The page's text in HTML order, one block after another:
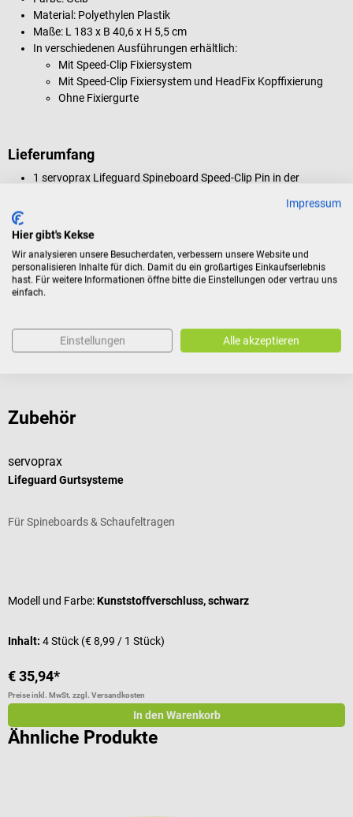
Material: Polyethylen Plastik
Maße: L 183 x B 40,6 x H 5,5 cm
In verschiedenen Ausführungen erhältlich:
Mit Speed-Clip Fixiersystem
Mit Speed-Clip Fixiersystem und HeadFix Kopffixierung
Ohne Fixiergurte
Lieferumfang
1 servoprax Lifeguard Spineboard Speed-Clip Pin in der
Produktidentifikation
Bewertungen
Zubehör
servoprax
Lifeguard Gurtsysteme
Für Spineboards & Schaufeltragen
Modell und Farbe:Kunststoffverschluss, schwarz
Inhalt: 4 Stück (€ 8,99 / 1 Stück)
€ 35,94*
Preise inkl. MwSt. zzgl. Versandkosten
In den Warenkorb
Ähnliche Produkte
Impressum
Hier gibt's Kekse
Wir analysieren unsere Besucherdaten, verbessern unsere Website und
personalisieren Inhalte für dich. Damit du ein großartiges Einkaufserlebnis
hast. Für weitere Informationen öffne bitte die Einstellungen oder vertrau uns
einfach.
Einstellungen Alle akzeptieren